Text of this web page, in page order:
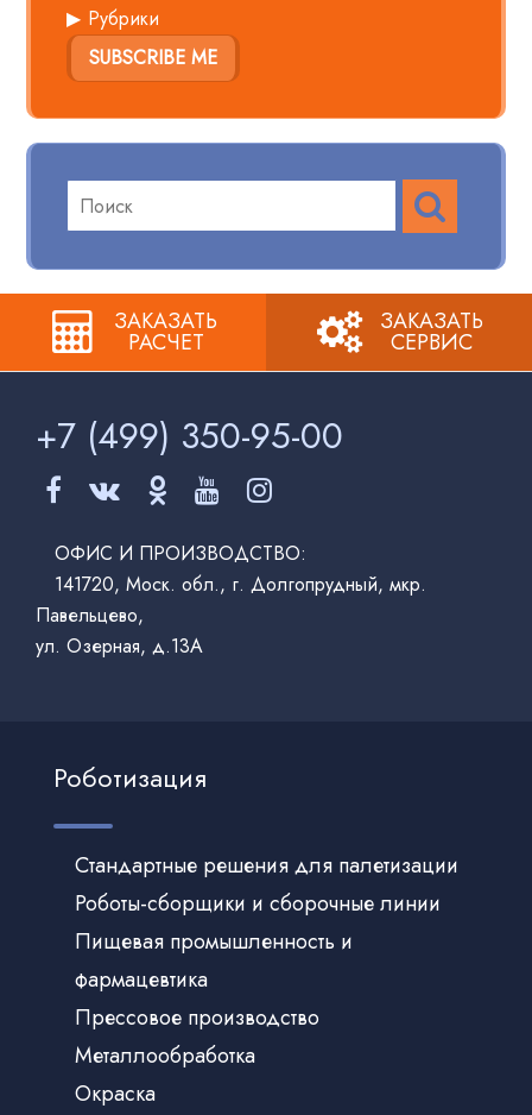
Рубрики
SUBSCRIBE ME
Поиск
по:
ПОИСК
ЗАКАЗАТЬ
РАСЧЕТ
ЗАКАЗАТЬ
СЕРВИС
+7 (499) 350-95-00
ОФИС И ПРОИЗВОДСТВО:
141720, Моск. обл., г. Долгопрудный, мкр.
Павельцево,
ул. Озерная, д.13А
Роботизация
Стандартные решения для палетизации
Роботы-сборщики и сборочные линии
Пищевая промышленность и
фармацевтика
Прессовое производство
Металлообработка
Окраска